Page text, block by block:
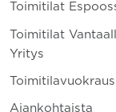
Toimitilat
Toimitilat
Yritys
Toimitilavuokraus
Ajankohtaista